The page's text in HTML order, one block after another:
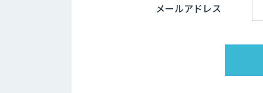
メールアドレス